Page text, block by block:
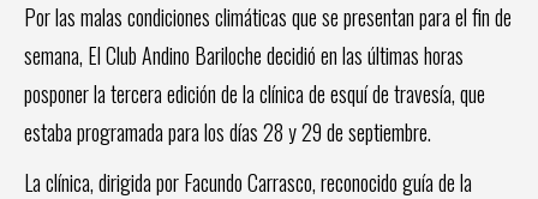
Por las malas condiciones climáticas que se presentan para el fin de
semana, El Club Andino Bariloche decidió en las últimas horas
posponer la tercera edición de la clínica de esquí de travesía, que
estaba programada para los días 28 y 29 de septiembre.
La clínica, dirigida por Facundo Carrasco, reconocido guía de la